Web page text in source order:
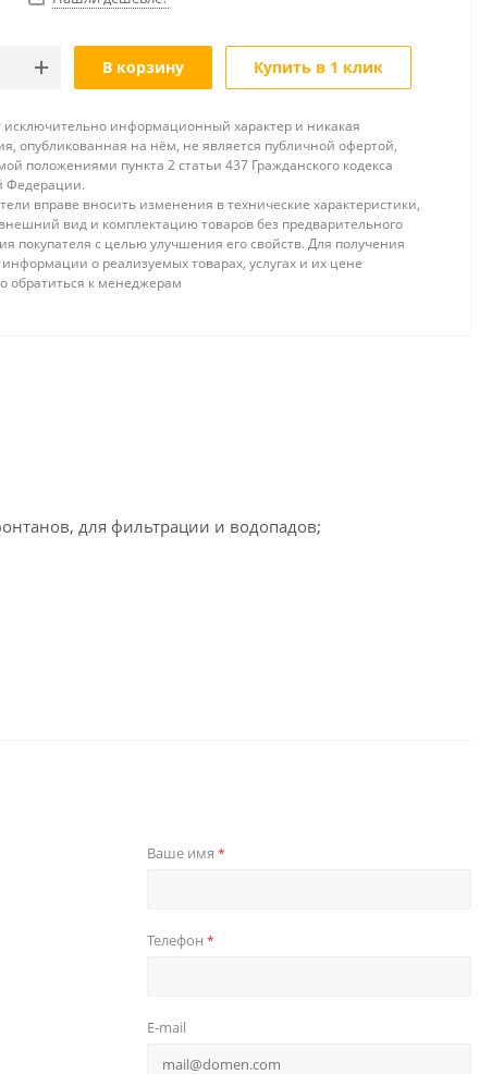
В корзину Купить в 1 клик
исключительно информационный характер и никакая
опубликованная на нём, не является публичной офертой,
положениями пункта 2 статьи 437 Гражданского кодекса
Федерации.
вправе вносить изменения в технические характеристики,
вид и комплектацию товаров без предварительного
покупателя с целью улучшения его свойств. Для получения
о реализуемых товарах, услугах и их цене
обратиться к менеджерам
для фильтрации и водопадов;
Ваше имя *
Телефон *
E-mail